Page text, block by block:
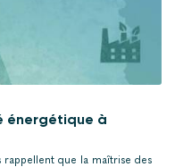
énergétique à
rappellent que la maîtrise des